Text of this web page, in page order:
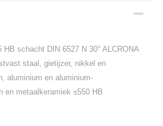
schacht DIN 6527 N 30° ALCRONA
staal, gietijzer, nikkel en
aluminium en aluminium-
en metaalkeramiek ≤550 HB